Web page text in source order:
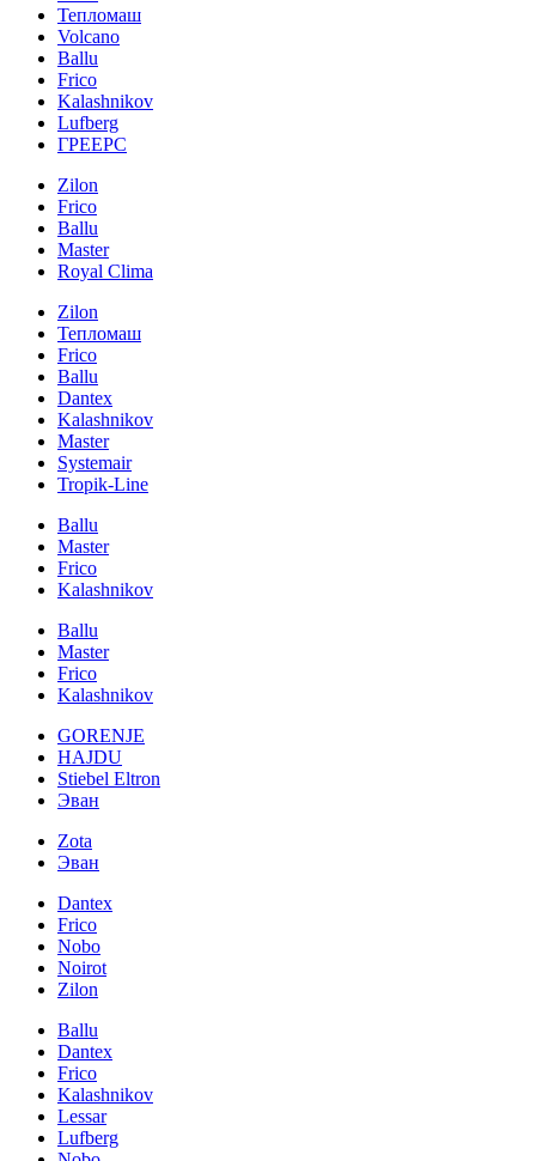
Тепломаш
Volcano
Ballu
Frico
Kalashnikov
Lufberg
ГРЕЕРС
Zilon
Frico
Ballu
Master
Royal Clima
Zilon
Тепломаш
Frico
Ballu
Dantex
Kalashnikov
Master
Systemair
Tropik-Line
Ballu
Master
Frico
Kalashnikov
Ballu
Master
Frico
Kalashnikov
GORENJE
HAJDU
Stiebel Eltron
Эван
Zota
Эван
Dantex
Frico
Nobo
Noirot
Zilon
Ballu
Dantex
Frico
Kalashnikov
Lessar
Lufberg